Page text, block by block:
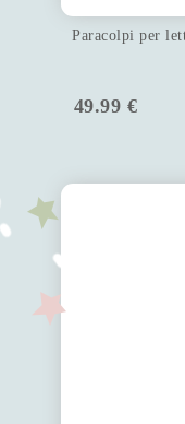
Paracolpi per
49.99 €